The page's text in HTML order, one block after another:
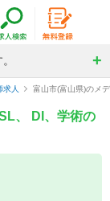
人 富山市(富山県)のメ
、 DI、学術の